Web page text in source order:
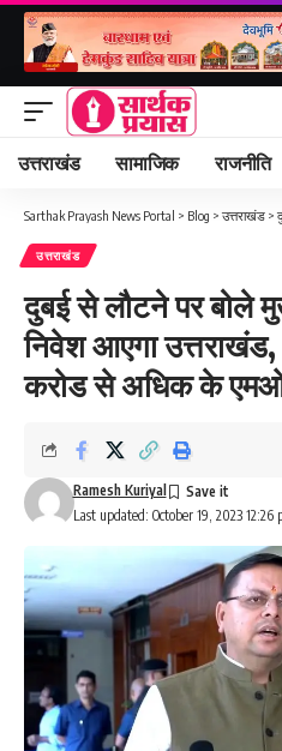
उत्तराखंड सामाजिक राजनीति
Sarthak Prayash News Portal > Blog > उत्तराखंड >
उत्तराखंड
दुबई से लौटने पर बोले
निवेश आएगा
करोड से अधिक के
Last updated: October 19, 2023 12:26
Ramesh Kuriyal